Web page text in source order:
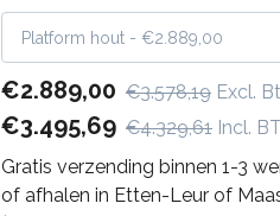
€2.889,00 €3.578,19 Excl.
€3.495,69 €4.329,61 Incl.
Gratis verzending binnen 1-3
of afhalen in Etten-Leur of